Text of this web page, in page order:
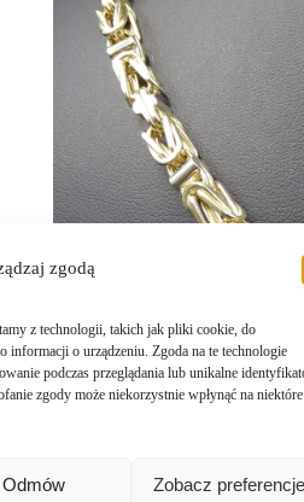
zgodą
z technologii, takich jak pliki cookie, do
o urządzeniu. Zgoda na te technologie
podczas przeglądania lub unikalne
zgody może niekorzystnie wpłynąć na niektóre
Odmów Zobacz preferencje